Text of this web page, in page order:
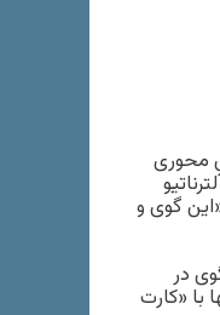
محوری
گوی و
در
با «کارت